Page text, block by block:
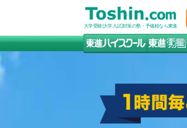
大学受験(大学入試)対策の塾・予備校なら東進